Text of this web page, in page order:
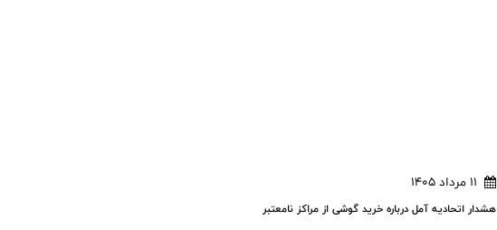
11 مرداد 1405
هشدار اتحادیه آمل درباره خرید گوشی از مراکز نامعتبر